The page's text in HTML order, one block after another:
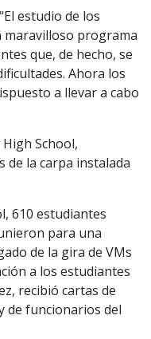
estudio de los
maravilloso programa
que, de hecho, se
Ahora los
a llevar a cabo
School,
de la carpa instalada
610 estudiantes
para una
de la gira de VMs
a los estudiantes
recibió cartas de
de funcionarios del